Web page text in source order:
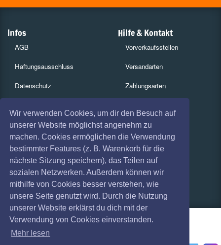
Wir verwenden Cookies, um dir den Besuch auf
unserer Website möglichst angenehm zu
machen. Cookies ermöglichen die Verwendung
bestimmter Features (z. B. Warenkorb für die
nächste Sitzung speichern), das Teilen auf
sozialen Netzwerken. Außerdem können wir
mithilfe von Cookies besser verstehen, wie
unsere Seite genutzt wird. Durch die Nutzung
unserer Website erklärst du dich mit der
Verwendung von Cookies einverstanden.
Mehr lesen
Infos
AGB
Haftungsausschluss
Datenschutz
Impressum
Absagen
Coronavirus (COVID 19)
Hilfe & Kontakt
Vorverkaufsstellen
Versandarten
Zahlungsarten
Services
Gutscheine
Geschäftskunden
Kartenrückgabe
Besucherregistrierung